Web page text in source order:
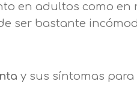
en adultos como en
ser bastante
y sus síntomas para